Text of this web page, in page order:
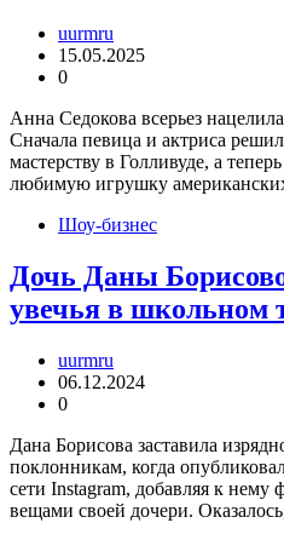
uurmru
15.05.2025
0
Анна Седокова всерьез
Сначала певица и актриса
мастерству в Голливуде, а
любимую игрушку
Шоу-бизнес
Дочь Даны
увечья в школьном
uurmru
06.12.2024
0
Дана Борисова заставила
поклонникам, когда
сети Instagram, добавляя к нему
вещами своей дочери.